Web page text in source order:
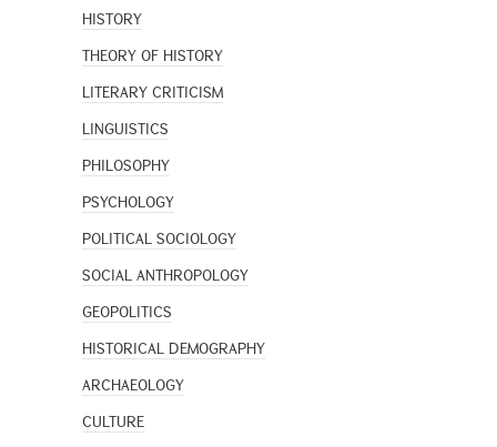
HISTORY
THEORY OF HISTORY
LITERARY CRITICISM
LINGUISTICS
PHILOSOPHY
PSYCHOLOGY
POLITICAL SOCIOLOGY
SOCIAL ANTHROPOLOGY
GEOPOLITICS
HISTORICAL DEMOGRAPHY
ARCHAEOLOGY
CULTURE